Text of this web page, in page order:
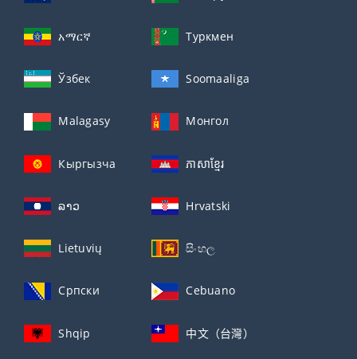
አማርኛ Туркмен
Ўзбек Soomaaliga
Malagasy Монгол
Кыргызча ភាសាខ្មែរ
ລາວ Hrvatski
Lietuvių සිංහල
Српски Cebuano
Shqip 中文（台灣）